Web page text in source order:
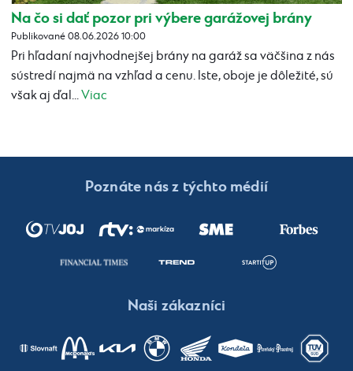
Na čo si dať pozor pri výbere garážovej brány
Publikované 08.06.2026 10:00
Pri hľadaní najvhodnejšej brány na garáž sa väčšina z nás
sústredí najmä na vzhľad a cenu. Iste, oboje je dôležité, sú
však aj ďal...Viac
Poznáte nás z týchto médií
Naši zákazníci